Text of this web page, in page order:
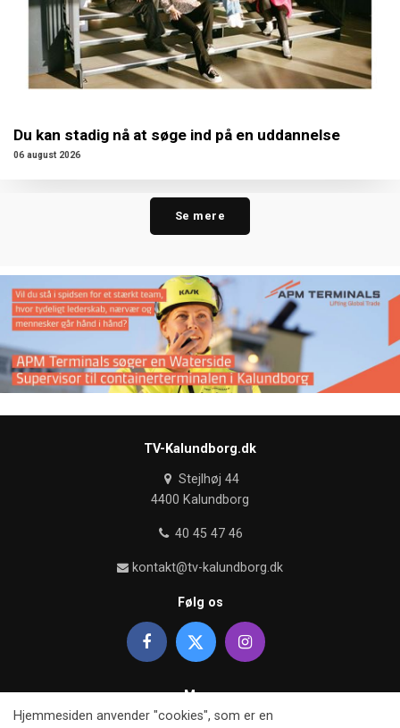
Du kan stadig nå at søge ind på en uddannelse
06 august 2026
Se mere
TV-Kalundborg.dk
Stejlhøj 44
4400 Kalundborg
40 45 47 46
kontakt@tv-kalundborg.dk
Følg os
Mere
Hjemmesiden anvender "cookies", som er en